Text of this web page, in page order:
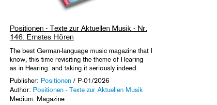
Positionen - Texte zur Aktuellen Musik - Nr.
146: Ernstes Hören
The best German-language music magazine that I
know, this time revisiting the theme of Hearing –
as in Hearing. and taking it seriously indeed.
Publisher: Positionen / P-01/2026
Author: Positionen - Texte zur Aktuellen Musik
Medium: Magazine